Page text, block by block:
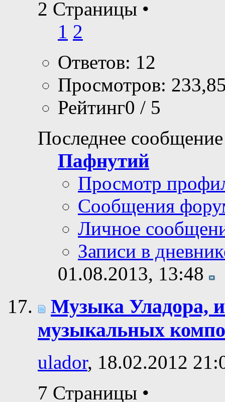
2 Страницы •
1 2
Ответов: 12
Просмотров:
Рейтинг0 / 5
Последнее
Пафнутий
Просмотр
Сообщения
Личное
Записи в
01.08.2013, 13:48
Музыка Уладора,
музыкальных
ulador, 18.02.2012
7 Страницы •